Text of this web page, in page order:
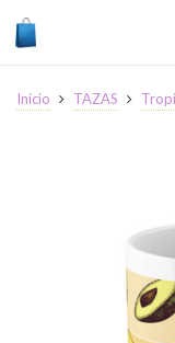
Inicio TAZAS